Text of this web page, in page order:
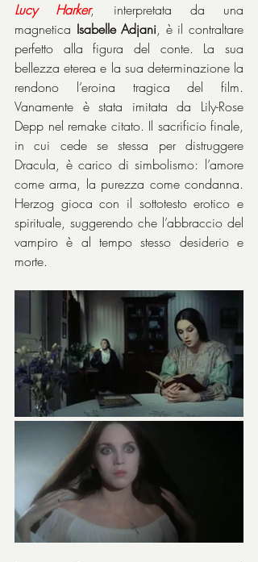
Lucy Harker, interpretata da una
magnetica Isabelle Adjani, è il contraltare
perfetto alla figura del conte. La sua
bellezza eterea e la sua determinazione la
rendono l’eroina tragica del film.
Vanamente è stata imitata da Lily-Rose
Depp nel remake citato. Il sacrificio finale,
in cui cede se stessa per distruggere
Dracula, è carico di simbolismo: l’amore
come arma, la purezza come condanna.
Herzog gioca con il sottotesto erotico e
spirituale, suggerendo che l’abbraccio del
vampiro è al tempo stesso desiderio e
morte.